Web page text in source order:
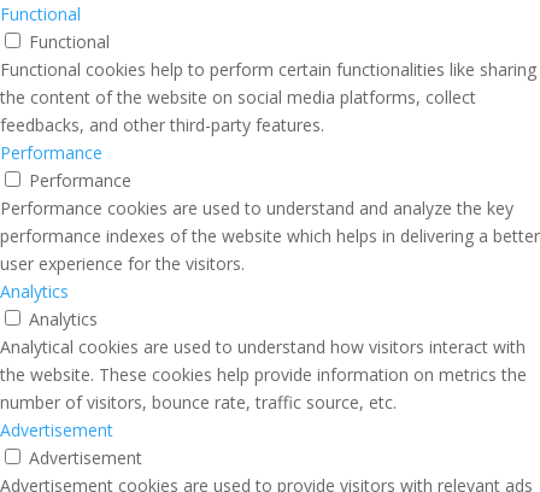
Functional
Functional
Functional cookies help to perform certain functionalities like sharing
the content of the website on social media platforms, collect
feedbacks, and other third-party features.
Performance
Performance
Performance cookies are used to understand and analyze the key
performance indexes of the website which helps in delivering a better
user experience for the visitors.
Analytics
Analytics
Analytical cookies are used to understand how visitors interact with
the website. These cookies help provide information on metrics the
number of visitors, bounce rate, traffic source, etc.
Advertisement
Advertisement
Advertisement cookies are used to provide visitors with relevant ads